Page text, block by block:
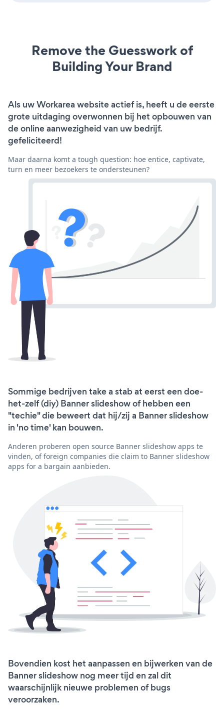
Remove the Guesswork of
Building Your Brand
Als uw Workarea website actief is, heeft u de eerste
grote uitdaging overwonnen bij het opbouwen van
de online aanwezigheid van uw bedrijf.
gefeliciteerd!
Maar daarna komt a tough question: hoe entice, captivate,
turn en meer bezoekers te ondersteunen?
Sommige bedrijven take a stab at eerst een doe-
het-zelf (diy) Banner slideshow of hebben een
"techie" die beweert dat hij/zij a Banner slideshow
in 'no time' kan bouwen.
Anderen proberen open source Banner slideshow apps te
vinden, of foreign companies die claim to Banner slideshow
apps for a bargain aanbieden.
Bovendien kost het aanpassen en bijwerken van de
Banner slideshow nog meer tijd en zal dit
waarschijnlijk nieuwe problemen of bugs
veroorzaken.